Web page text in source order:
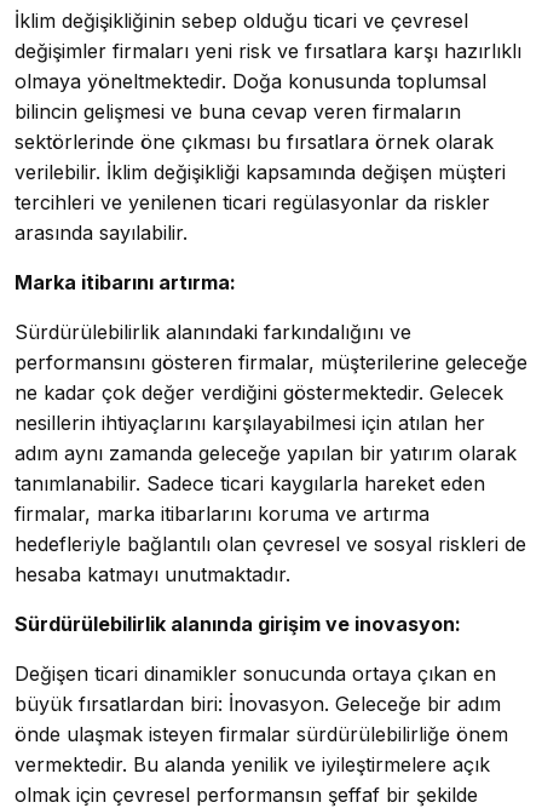
İklim değişikliğinin sebep olduğu ticari ve çevresel
değişimler firmaları yeni risk ve fırsatlara karşı hazırlıklı
olmaya yöneltmektedir. Doğa konusunda toplumsal
bilincin gelişmesi ve buna cevap veren firmaların
sektörlerinde öne çıkması bu fırsatlara örnek olarak
verilebilir. İklim değişikliği kapsamında değişen müşteri
tercihleri ve yenilenen ticari regülasyonlar da riskler
arasında sayılabilir.
Marka itibarını artırma:
Sürdürülebilirlik alanındaki farkındalığını ve
performansını gösteren firmalar, müşterilerine geleceğe
ne kadar çok değer verdiğini göstermektedir. Gelecek
nesillerin ihtiyaçlarını karşılayabilmesi için atılan her
adım aynı zamanda geleceğe yapılan bir yatırım olarak
tanımlanabilir. Sadece ticari kaygılarla hareket eden
firmalar, marka itibarlarını koruma ve artırma
hedefleriyle bağlantılı olan çevresel ve sosyal riskleri de
hesaba katmayı unutmaktadır.
Sürdürülebilirlik alanında girişim ve inovasyon:
Değişen ticari dinamikler sonucunda ortaya çıkan en
büyük fırsatlardan biri: İnovasyon. Geleceğe bir adım
önde ulaşmak isteyen firmalar sürdürülebilirliğe önem
vermektedir. Bu alanda yenilik ve iyileştirmelere açık
olmak için çevresel performansın şeffaf bir şekilde